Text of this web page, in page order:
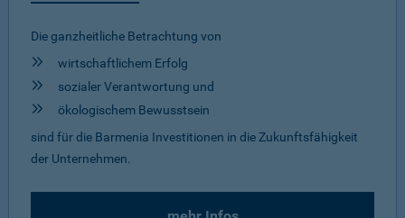
Die ganzheitliche Betrachtung von
wirtschaftlichem Erfolg
sozialer Verantwortung und
ökologischem Bewusstsein
sind für die Barmenia Investitionen in die Zukunftsfähigkeit
der Unternehmen.